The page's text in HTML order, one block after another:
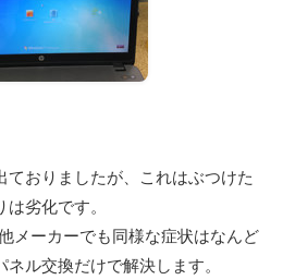
おりましたが、これはぶつけた
劣化です。
メーカーでも同様な症状はなんど
ル交換だけで解決します。